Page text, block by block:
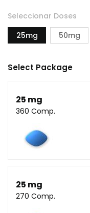
Seleccionar Doses
25mg
50mg
Select Package
25 mg
360 Comp.
25 mg
270 Comp.